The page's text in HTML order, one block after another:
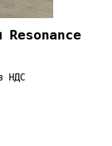
Resonance
НДС